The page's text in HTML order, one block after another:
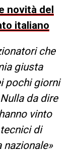
novità del
italiano
che
giusta
pochi giorni
da dire
vinto
di
nazionale»